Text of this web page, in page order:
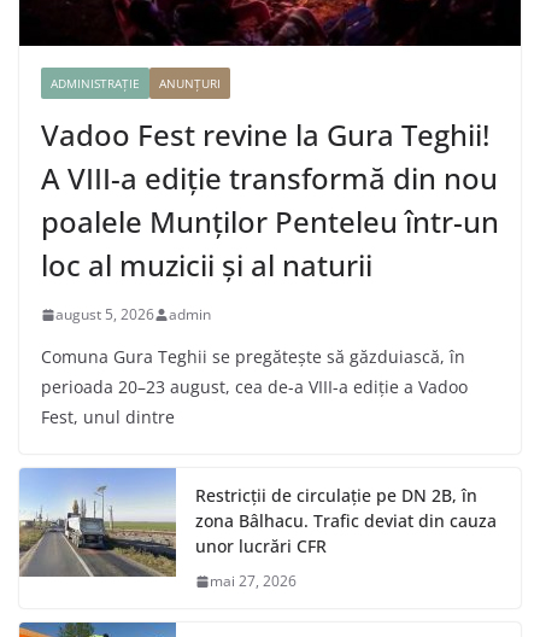
ADMINISTRAȚIE ANUNȚURI
Vadoo Fest revine la Gura Teghii!
A VIII-a ediție transformă din nou
poalele Munților Penteleu într-un
loc al muzicii și al naturii
august 5, 2026 admin
Comuna Gura Teghii se pregătește să găzduiască, în
perioada 20–23 august, cea de-a VIII-a ediție a Vadoo
Fest, unul dintre
Restricții de circulație pe DN 2B, în
zona Bâlhacu. Trafic deviat din cauza
unor lucrări CFR
mai 27, 2026